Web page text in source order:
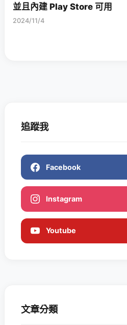
並且內建 Play Store 可用
2024/11/4
追蹤我
Facebook
Instagram
Youtube
文章分類